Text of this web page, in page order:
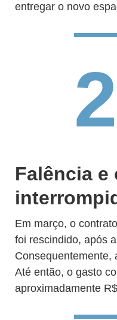
entregar o novo
Falência e
Em março, o
foi rescindido, após
Consequentemente,
Até então, o gasto
aproximadamente